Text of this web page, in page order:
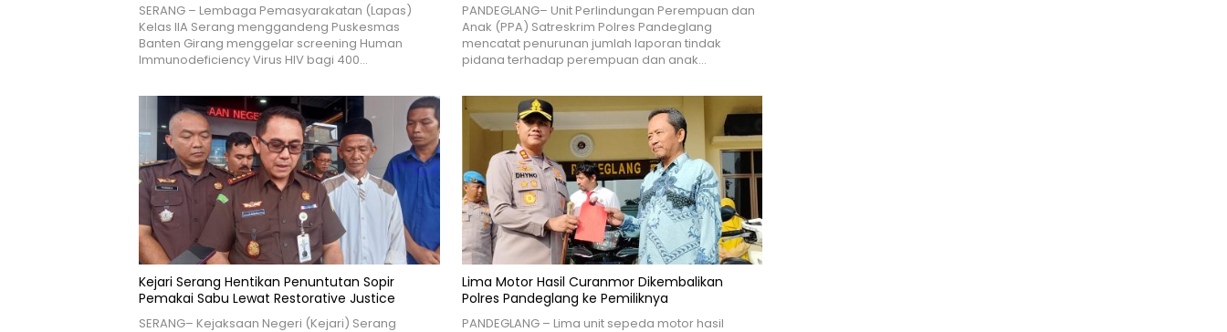
SERANG – Lembaga Pemasyarakatan (Lapas)
Kelas IIA Serang menggandeng Puskesmas
Banten Girang menggelar screening Human
Immunodeficiency Virus HIV bagi 400…
PANDEGLANG– Unit Perlindungan Perempuan dan
Anak (PPA) Satreskrim Polres Pandeglang
mencatat penurunan jumlah laporan tindak
pidana terhadap perempuan dan anak…
Kejari Serang Hentikan Penuntutan Sopir
Pemakai Sabu Lewat Restorative Justice
SERANG– Kejaksaan Negeri (Kejari) Serang
Lima Motor Hasil Curanmor Dikembalikan
Polres Pandeglang ke Pemiliknya
PANDEGLANG – Lima unit sepeda motor hasil